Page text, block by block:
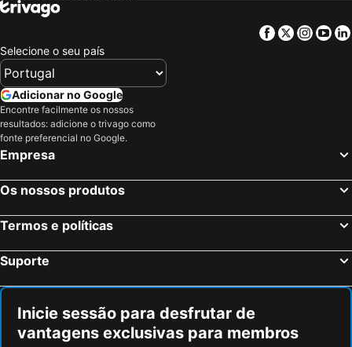
Facebook
Twitter
Selecione o seu país
Adicionar no Google
Encontre facilmente os nossos
resultados: adicione o trivago como
fonte preferencial no Google.
Empresa
Os nossos produtos
Termos e políticas
Suporte
Inicie sessão para desfrutar de
vantagens exclusivas para membros